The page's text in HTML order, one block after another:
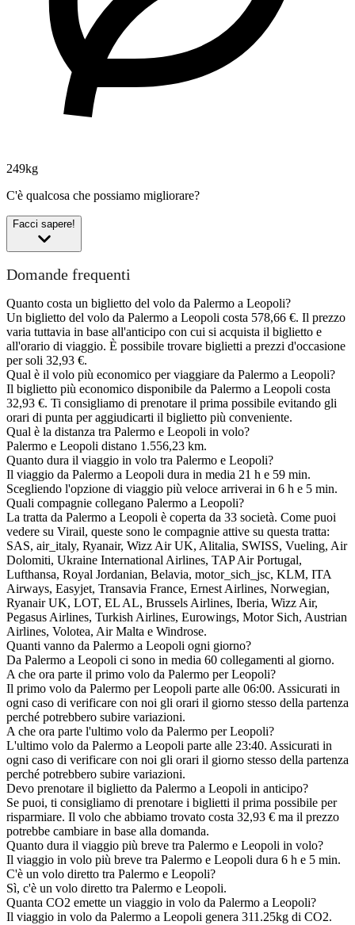
249kg
C'è qualcosa che possiamo migliorare?
Facci sapere!
Domande frequenti
Quanto costa un biglietto del volo da Palermo a Leopoli?
Un biglietto del volo da Palermo a Leopoli costa 578,66 €. Il prezzo
varia tuttavia in base all'anticipo con cui si acquista il biglietto e
all'orario di viaggio. È possibile trovare biglietti a prezzi d'occasione
per soli 32,93 €.
Qual è il volo più economico per viaggiare da Palermo a Leopoli?
Il biglietto più economico disponibile da Palermo a Leopoli costa
32,93 €. Ti consigliamo di prenotare il prima possibile evitando gli
orari di punta per aggiudicarti il biglietto più conveniente.
Qual è la distanza tra Palermo e Leopoli in volo?
Palermo e Leopoli distano 1.556,23 km.
Quanto dura il viaggio in volo tra Palermo e Leopoli?
Il viaggio da Palermo a Leopoli dura in media 21 h e 59 min.
Scegliendo l'opzione di viaggio più veloce arriverai in 6 h e 5 min.
Quali compagnie collegano Palermo a Leopoli?
La tratta da Palermo a Leopoli è coperta da 33 società. Come puoi
vedere su Virail, queste sono le compagnie attive su questa tratta:
SAS, air_italy, Ryanair, Wizz Air UK, Alitalia, SWISS, Vueling, Air
Dolomiti, Ukraine International Airlines, TAP Air Portugal,
Lufthansa, Royal Jordanian, Belavia, motor_sich_jsc, KLM, ITA
Airways, Easyjet, Transavia France, Ernest Airlines, Norwegian,
Ryanair UK, LOT, EL AL, Brussels Airlines, Iberia, Wizz Air,
Pegasus Airlines, Turkish Airlines, Eurowings, Motor Sich, Austrian
Airlines, Volotea, Air Malta e Windrose.
Quanti vanno da Palermo a Leopoli ogni giorno?
Da Palermo a Leopoli ci sono in media 60 collegamenti al giorno.
A che ora parte il primo volo da Palermo per Leopoli?
Il primo volo da Palermo per Leopoli parte alle 06:00. Assicurati in
ogni caso di verificare con noi gli orari il giorno stesso della partenza
perché potrebbero subire variazioni.
A che ora parte l'ultimo volo da Palermo per Leopoli?
L'ultimo volo da Palermo a Leopoli parte alle 23:40. Assicurati in
ogni caso di verificare con noi gli orari il giorno stesso della partenza
perché potrebbero subire variazioni.
Devo prenotare il biglietto da Palermo a Leopoli in anticipo?
Se puoi, ti consigliamo di prenotare i biglietti il prima possibile per
risparmiare. Il volo che abbiamo trovato costa 32,93 € ma il prezzo
potrebbe cambiare in base alla domanda.
Quanto dura il viaggio più breve tra Palermo e Leopoli in volo?
Il viaggio in volo più breve tra Palermo e Leopoli dura 6 h e 5 min.
C'è un volo diretto tra Palermo e Leopoli?
Sì, c'è un volo diretto tra Palermo e Leopoli.
Quanta CO2 emette un viaggio in volo da Palermo a Leopoli?
Il viaggio in volo da Palermo a Leopoli genera 311.25kg di CO2.